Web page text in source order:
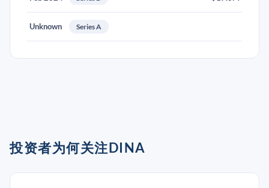
Unknown Series A
投资者为何关注DINA